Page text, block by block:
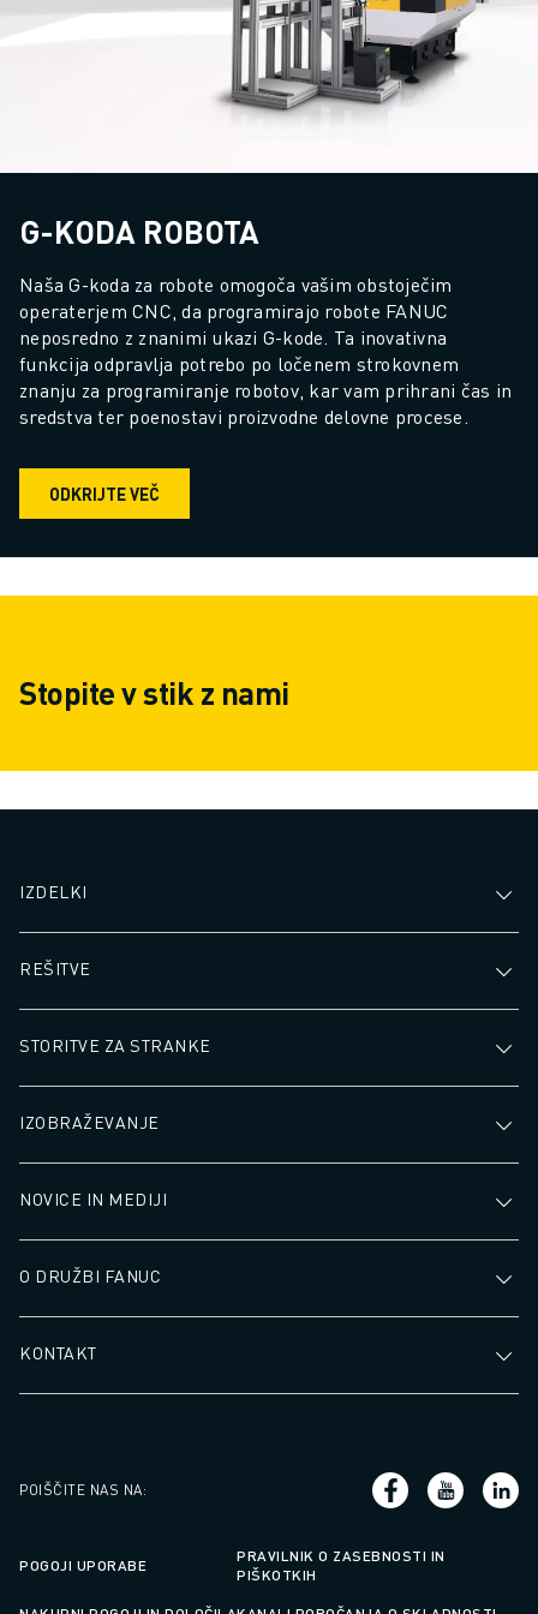
G-KODA ROBOTA
Naša G-koda za robote omogoča vašim obstoječim
operaterjem CNC, da programirajo robote FANUC
neposredno z znanimi ukazi G-kode. Ta inovativna
funkcija odpravlja potrebo po ločenem strokovnem
znanju za programiranje robotov, kar vam prihrani čas in
sredstva ter poenostavi proizvodne delovne procese.
ODKRIJTE VEČ
Stopite v stik z nami
IZDELKI
REŠITVE
STORITVE ZA STRANKE
IZOBRAŽEVANJE
NOVICE IN MEDIJI
O DRUŽBI FANUC
KONTAKT
POIŠČITE NAS NA:
POGOJI UPORABE
PRAVILNIK O ZASEBNOSTI IN
PIŠKOTKIH